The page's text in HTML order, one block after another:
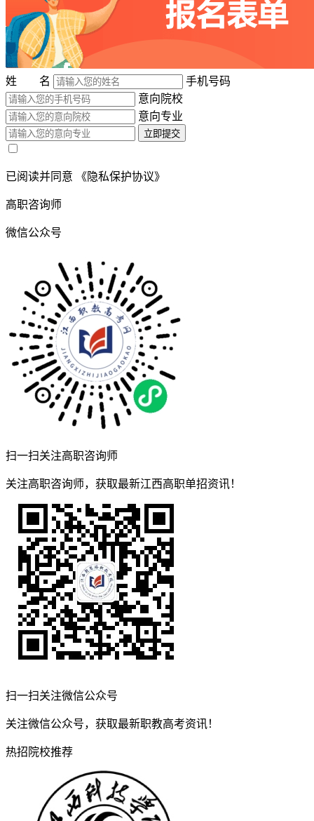
姓 名
手机号码
意向院校
意向专业
立即提交
已阅读并同意 《隐私保护协议》
高职咨询师
微信公众号
扫一扫关注高职咨询师
关注高职咨询师，获取最新江西高职单招资讯！
扫一扫关注微信公众号
关注微信公众号，获取最新职教高考资讯！
热招院校推荐